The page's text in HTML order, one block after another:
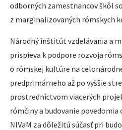
odborných zamestnancov škôl
z marginalizovaných rómskych
Národný inštitút vzdelávania a
prispieva k podpore rozvoja
o rómskej kultúre na
predprimárneho až po vyššie
prostredníctvom viacerých
rómčiny a budovanie
NIVaM za dôležitú súčasť pri